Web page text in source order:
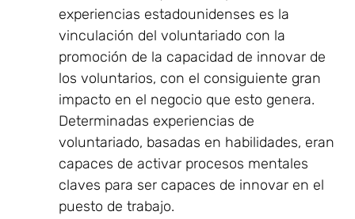
experiencias estadounidenses es la
vinculación del voluntariado con la
promoción de la capacidad de innovar de
los voluntarios, con el consiguiente gran
impacto en el negocio que esto genera.
Determinadas experiencias de
voluntariado, basadas en habilidades, eran
capaces de activar procesos mentales
claves para ser capaces de innovar en el
puesto de trabajo.